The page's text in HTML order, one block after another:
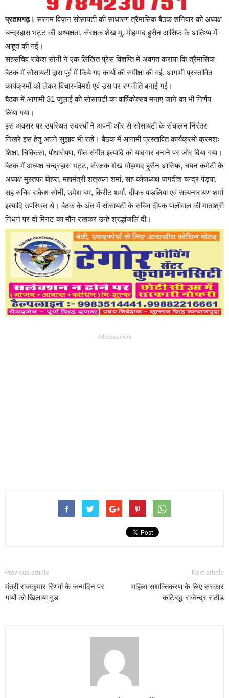
प्रतापगढ़। सरगम विज़न सोसायटी की साधारण त्रैमासिक बैठक शनिवार को अध्यक्ष
चन्द्रहास भट्ट की अध्यक्षता, संरक्षक शेख मु. मोहम्मद हुसैन आसिफ़ के आतिथ्य में
आहूत की गई।
सहसचिव राकेश सोनी ने एक लिखित प्रेस विज्ञप्ति में अवगत कराया कि त्रैमासिक
बैठक में सोसायटी द्वारा पूर्व में किये गए कार्यो की समीक्षा की गई, आगामी प्रस्तावित
कार्यक्रमों को लेकर विचार-विमर्श एवं उस पर रणनीति बनाई गई।
बैठक में आगामी 31 जुलाई को सोसायटी का वार्षिकोत्सव मनाए जाने का भी निर्णय
लिया गया।
इस अवसर पर उपस्थित सदस्यों ने अपनी और से सोसायटी के संचालन निरंतर
निखरे इस हेतु अपने सुझाव भी रखे। बैठक में आगामी प्रस्तावित कार्यक्रमो क्रमशः
शिक्षा, चिकित्सा, पौधारोपण, गीत-संगीत इत्यादि को यादगार बनाने पर जोर दिया गया।
बैठक में अध्यक्ष चन्द्रहास भट्ट, संरक्षक शेख मोहम्मद हुसैन आसिफ़, चयन कमेटी के
अध्यक्ष मुस्तफा बोहरा, महामंत्री शत्रुघ्न शर्मा, सह कोषाध्यक्ष जगदीश चन्द्र पंड्या,
सह सचिव राकेश सोनी, उमेश बम, किरीट शर्मा, दीपक पाड़लिया एवं सत्यनारायण शर्मा
इत्यादि उपस्थित थे। बैठक के अंत में सोसायटी के सचिव दीपक पालीवाल की माताश्री
निधन पर दो मिनट का मौन रखकर उन्हे श्रद्धांजलि दी।
Advertisement
Previous article
मंत्री राजकुमार रिणवां के जन्मदिन पर
गायों को खिलाया गुड
Next article
महिला सशक्तिकरण के लिए सरकार
कटिबद्ध-राजेन्द्र राठौड